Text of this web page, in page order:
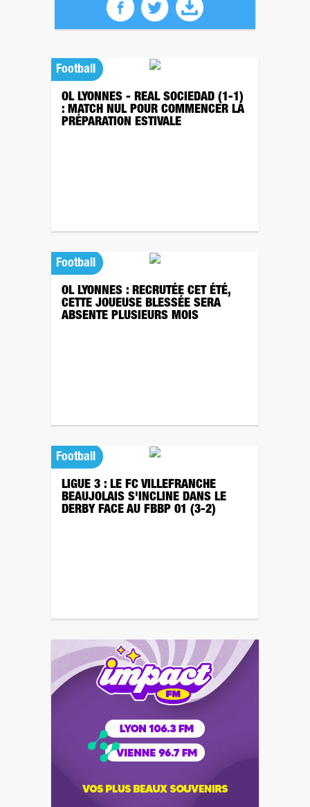
Football
OL LYONNES - REAL SOCIEDAD (1-1)
: MATCH NUL POUR COMMENCER LA
PRÉPARATION ESTIVALE
Football
OL LYONNES : RECRUTÉE CET ÉTÉ,
CETTE JOUEUSE BLESSÉE SERA
ABSENTE PLUSIEURS MOIS
Football
LIGUE 3 : LE FC VILLEFRANCHE
BEAUJOLAIS S'INCLINE DANS LE
DERBY FACE AU FBBP 01 (3-2)